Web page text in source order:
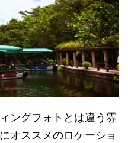
ングフォトとは違う雰
オススメのロケーショ